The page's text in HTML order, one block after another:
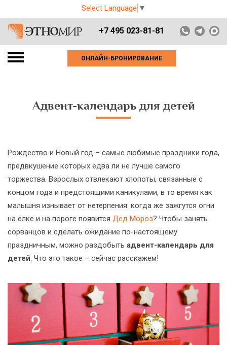
Select Language ▼
+7 495 023-81-81
ОНЛАЙН-БРОНИРОВАНИЕ
Адвент-календарь для детей
Рождество и Новый год – самые любимые праздники года,
предвкушение которых едва ли не лучше самого
торжества. Взрослых отвлекают хлопоты, связанные с
концом года и предстоящими каникулами, в то время как
малышня изнывает от нетерпения: когда же зажгутся огни
на ёлке и на пороге появится Дед Мороз? Чтобы занять
сорванцов и сделать ожидание по-настоящему
праздничным, можно раздобыть адвент-календарь для
детей. Что это такое – сейчас расскажем!